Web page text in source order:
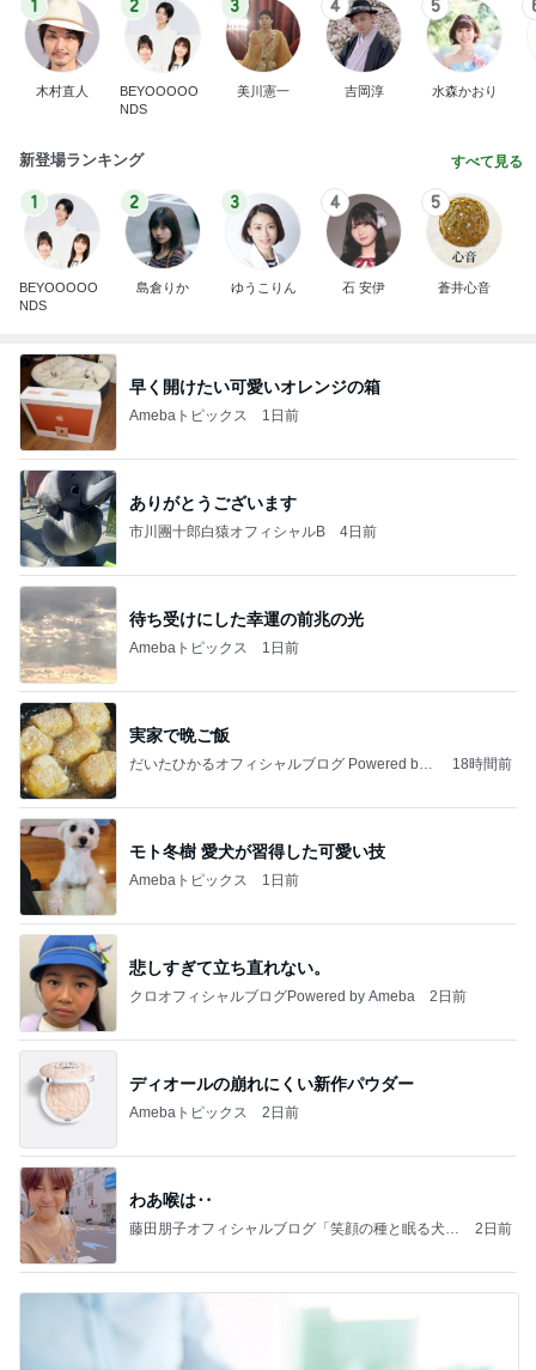
1
木村直人
2
BEYOOOOO
NDS
3
美川憲一
4
吉岡淳
5
水森かおり
新登場ランキング すべて見る
1
BEYOOOOO
NDS
2
島倉りか
3
ゆうこりん
4
石 安伊
5
蒼井心音
早く開けたい可愛いオレンジの箱
Amebaトピックス 1日前
ありがとうございます
市川團十郎白猿オフィシャルB 4日前
待ち受けにした幸運の前兆の光
Amebaトピックス 1日前
実家で晩ご飯
だいたひかるオフィシャルブログ Powered by
18時間前
モト冬樹 愛犬が習得した可愛い技
Amebaトピックス 1日前
悲しすぎて立ち直れない。
クロオフィシャルブログPowered by Ameba 2日前
ディオールの崩れにくい新作パウダー
Amebaトピックス 2日前
わあ喉は‥
藤田朋子オフィシャルブログ「笑顔の種と眠る犬」
2日前